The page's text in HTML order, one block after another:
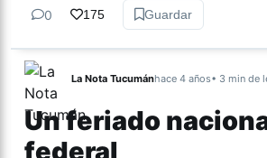
0 175 Guardar
La Nota Tucumánhace 4 años• 3 min de
Un feriado
federal